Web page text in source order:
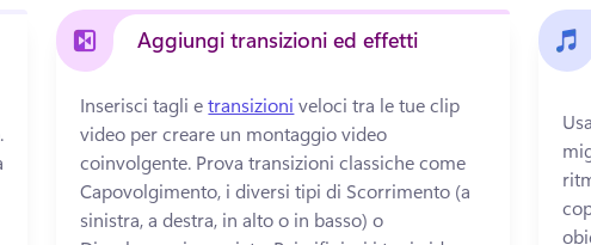
Aggiungi transizioni ed effetti
Inserisci tagli e transizioni veloci tra le tue clip
video per creare un montaggio video
coinvolgente. Prova transizioni classiche come
Capovolgimento, i diversi tipi di Scorrimento (a
sinistra, a destra, in alto o in basso) o
Usa